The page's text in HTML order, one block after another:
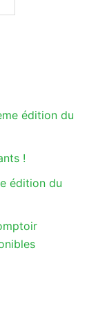
édition du
!
édition du